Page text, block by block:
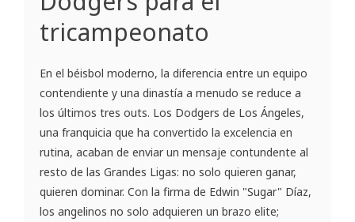
tricampeonato
En el béisbol moderno, la diferencia entre un equipo
contendiente y una dinastía a menudo se reduce a
los últimos tres outs. Los Dodgers de Los Ángeles,
una franquicia que ha convertido la excelencia en
rutina, acaban de enviar un mensaje contundente al
resto de las Grandes Ligas: no solo quieren ganar,
quieren dominar. Con la firma de Edwin "Sugar" Díaz,
los angelinos no solo adquieren un brazo elite;